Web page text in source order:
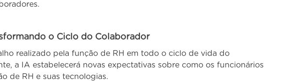
o Ciclo do Colaborador
realizado pela função de RH em todo o ciclo de vida do
a IA estabelecerá novas expectativas sobre como os funcionários
de RH e suas tecnologias.